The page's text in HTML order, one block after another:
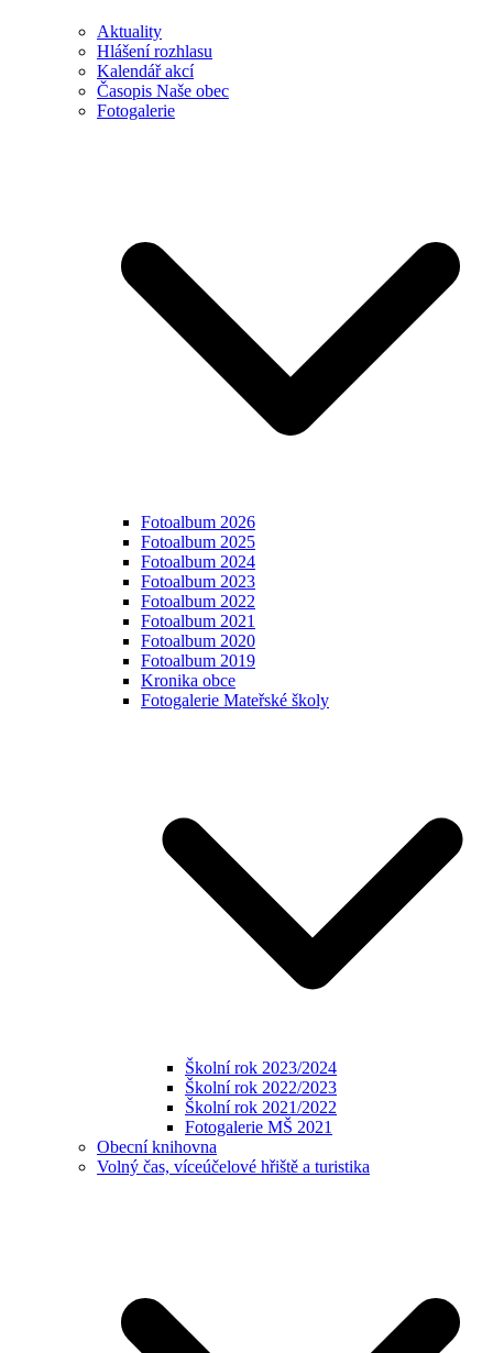
Aktuality
Hlášení rozhlasu
Kalendář akcí
Časopis Naše obec
Fotogalerie
Fotoalbum 2026
Fotoalbum 2025
Fotoalbum 2024
Fotoalbum 2023
Fotoalbum 2022
Fotoalbum 2021
Fotoalbum 2020
Fotoalbum 2019
Kronika obce
Fotogalerie Mateřské školy
Školní rok 2023/2024
Školní rok 2022/2023
Školní rok 2021/2022
Fotogalerie MŠ 2021
Obecní knihovna
Volný čas, víceúčelové hřiště a turistika